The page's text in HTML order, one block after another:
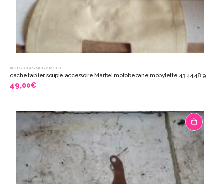
ACCESSOIRES MOB / MOTO
cache tablier souple accessoire Marbel motobecane mobylette 43 44 48 9922
49,00€